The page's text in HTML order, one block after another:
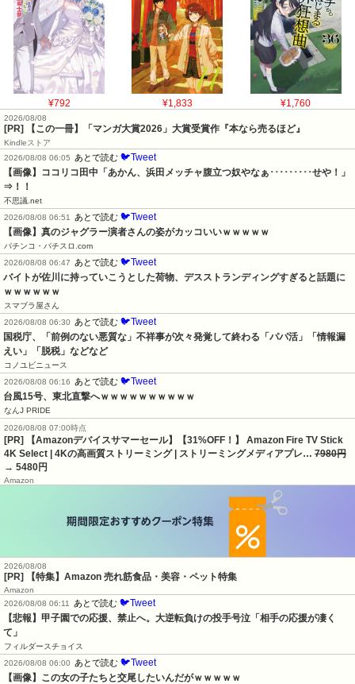
¥792 ¥1,833 ¥1,760
2026/08/08
[PR] 【この一冊】「マンガ大賞2026」大賞受賞作『本なら売るほど』
Kindleストア
2026/08/08 06:05
あとで読む 🐦Tweet
【画像】ココリコ田中「あかん、浜田メッチャ腹立つ奴やなぁ･････････せや！」
⇒！！
不思議.net
2026/08/08 06:51
あとで読む 🐦Tweet
【画像】真のジャグラー演者さんの姿がカッコいいｗｗｗｗｗ
パチンコ・パチスロ.com
2026/08/08 06:47
あとで読む 🐦Tweet
バイトが佐川に持っていこうとした荷物、デスストランディングすぎると話題に
ｗｗｗｗｗｗ
スマブラ屋さん
2026/08/08 06:30
あとで読む 🐦Tweet
国税庁、「前例のない悪質な」不祥事が次々発覚して終わる「パパ活」「情報漏
えい」「脱税」などなど
コノユビニュース
2026/08/08 06:16
あとで読む 🐦Tweet
台風15号、東北直撃へｗｗｗｗｗｗｗｗｗｗ
なんJ PRIDE
2026/08/08 07:00時点
[PR] 【Amazonデバイスサマーセール】【31%OFF！】 Amazon Fire TV Stick
4K Select | 4Kの高画質ストリーミング | ストリーミングメディアプレ… 7980円
→ 5480円
Amazon
2026/08/08
[PR] 【特集】Amazon 売れ筋食品・美容・ペット特集
Amazon
2026/08/08 06:11
あとで読む 🐦Tweet
【悲報】甲子園での応援、禁止へ。大逆転負けの投手号泣「相手の応援が凄く
て」
フィルダースチョイス
2026/08/08 06:00
あとで読む 🐦Tweet
【画像】この女の子たちと交尾したいんだがｗｗｗｗｗ